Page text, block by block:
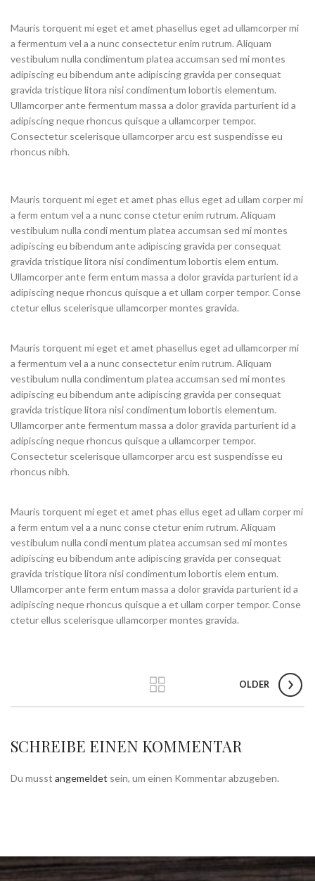
Mauris torquent mi eget et amet phasellus eget ad ullamcorper mi
a fermentum vel a a nunc consectetur enim rutrum. Aliquam
vestibulum nulla condimentum platea accumsan sed mi montes
adipiscing eu bibendum ante adipiscing gravida per consequat
gravida tristique litora nisi condimentum lobortis elementum.
Ullamcorper ante fermentum massa a dolor gravida parturient id a
adipiscing neque rhoncus quisque a ullamcorper tempor.
Consectetur scelerisque ullamcorper arcu est suspendisse eu
rhoncus nibh.
Mauris torquent mi eget et amet phas ellus eget ad ullam corper mi
a ferm entum vel a a nunc conse ctetur enim rutrum. Aliquam
vestibulum nulla condi mentum platea accumsan sed mi montes
adipiscing eu bibendum ante adipiscing gravida per consequat
gravida tristique litora nisi condimentum lobortis elem entum.
Ullamcorper ante ferm entum massa a dolor gravida parturient id a
adipiscing neque rhoncus quisque a et ullam corper tempor. Conse
ctetur ellus scelerisque ullamcorper montes gravida.
Mauris torquent mi eget et amet phasellus eget ad ullamcorper mi
a fermentum vel a a nunc consectetur enim rutrum. Aliquam
vestibulum nulla condimentum platea accumsan sed mi montes
adipiscing eu bibendum ante adipiscing gravida per consequat
gravida tristique litora nisi condimentum lobortis elementum.
Ullamcorper ante fermentum massa a dolor gravida parturient id a
adipiscing neque rhoncus quisque a ullamcorper tempor.
Consectetur scelerisque ullamcorper arcu est suspendisse eu
rhoncus nibh.
Mauris torquent mi eget et amet phas ellus eget ad ullam corper mi
a ferm entum vel a a nunc conse ctetur enim rutrum. Aliquam
vestibulum nulla condi mentum platea accumsan sed mi montes
adipiscing eu bibendum ante adipiscing gravida per consequat
gravida tristique litora nisi condimentum lobortis elem entum.
Ullamcorper ante ferm entum massa a dolor gravida parturient id a
adipiscing neque rhoncus quisque a et ullam corper tempor. Conse
ctetur ellus scelerisque ullamcorper montes gravida.
OLDER
SCHREIBE EINEN KOMMENTAR
Du musst angemeldet sein, um einen Kommentar abzugeben.